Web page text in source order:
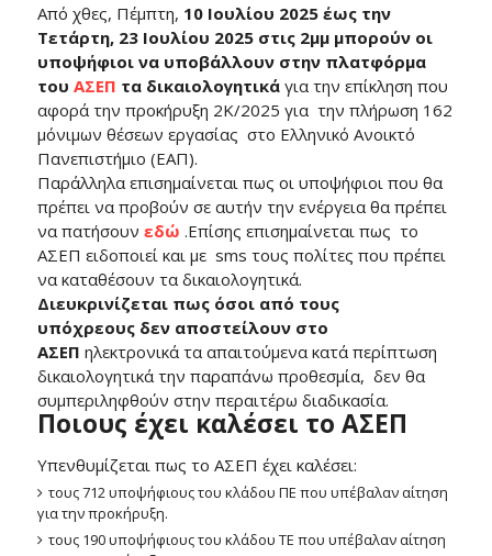
Από χθες, Πέμπτη, 10 Ιουλίου 2025 έως την
Τετάρτη, 23 Ιουλίου 2025 στις 2μμ μπορούν οι
υποψήφιοι να υποβάλλουν στην πλατφόρμα
του ΑΣΕΠ τα δικαιολογητικά για την επίκληση που
αφορά την προκήρυξη 2Κ/2025 για την πλήρωση 162
μόνιμων θέσεων εργασίας στο Ελληνικό Ανοικτό
Πανεπιστήμιο (ΕΑΠ).
Παράλληλα επισημαίνεται πως οι υποψήφιοι που θα
πρέπει να προβούν σε αυτήν την ενέργεια θα πρέπει
να πατήσουν εδώ .Επίσης επισημαίνεται πως το
ΑΣΕΠ ειδοποιεί και με sms τους πολίτες που πρέπει
να καταθέσουν τα δικαιολογητικά.
Διευκρινίζεται πως όσοι από τους
υπόχρεους δεν αποστείλουν στο
ΑΣΕΠ ηλεκτρονικά τα απαιτούμενα κατά περίπτωση
δικαιολογητικά την παραπάνω προθεσμία, δεν θα
συμπεριληφθούν στην περαιτέρω διαδικασία.
Ποιους έχει καλέσει το ΑΣΕΠ
Υπενθυμίζεται πως το ΑΣΕΠ έχει καλέσει:
τους 712 υποψήφιους του κλάδου ΠΕ που υπέβαλαν αίτηση
για την προκήρυξη.
τους 190 υποψήφιους του κλάδου ΤΕ που υπέβαλαν αίτηση